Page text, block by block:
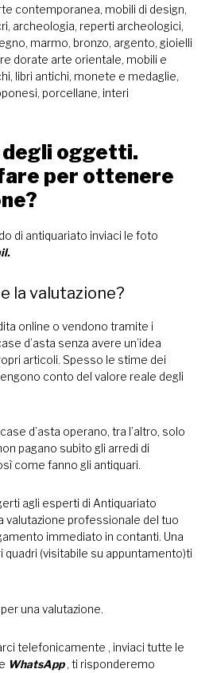
contemporanea, mobili di design,
archeologia, reperti archeologici,
marmo, bronzo, argento, gioielli
dorate arte orientale, mobili e
libri antichi, monete e medaglie,
porcellane, interi
oggetti.
per ottenere
di antiquariato inviaci le foto
la valutazione?
online o vendono tramite i
d’asta senza avere un’idea
articoli. Spesso le stime dei
conto del valore reale degli
d’asta operano, tra l’altro, solo
pagano subito gli arredi di
come fanno gli antiquari.
agli esperti di Antiquariato
valutazione professionale del tuo
immediato in contanti. Una
quadri (visitabile su appuntamento)ti
una valutazione.
telefonicamente , inviaci tutte le
WhatsApp, ti risponderemo